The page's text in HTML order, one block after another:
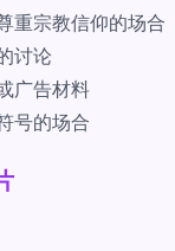
重宗教信仰的场合
讨论
广告材料
号的场合